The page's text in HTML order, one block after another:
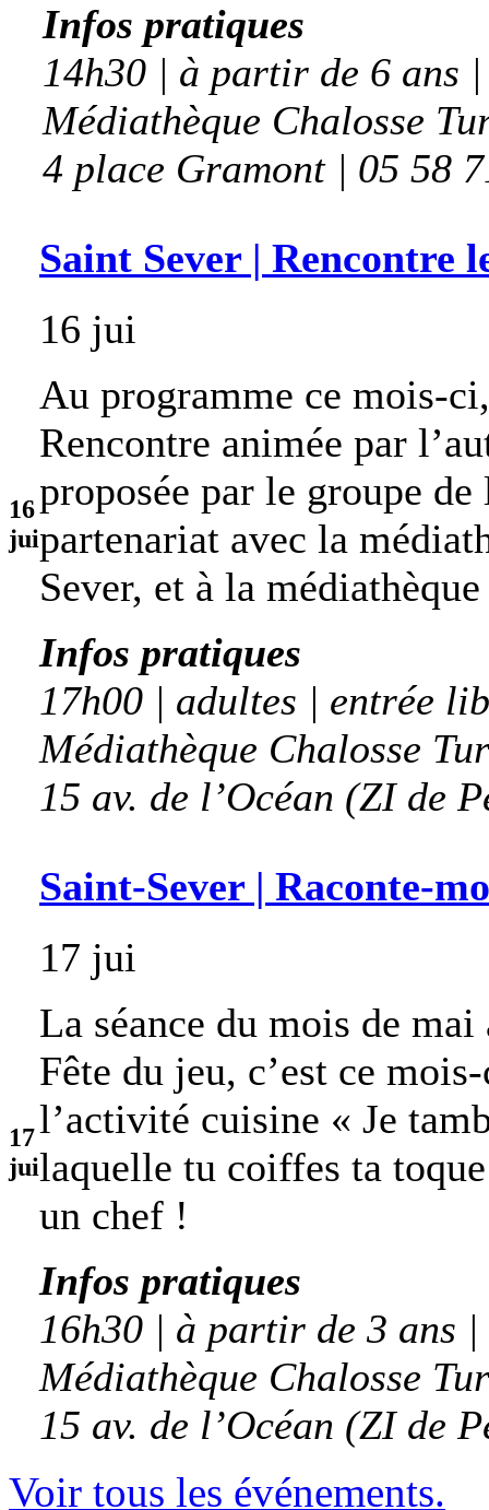
Infos pratiques
14h30 | à partir de 6 ans
Médiathèque Chalosse
4 place Gramont | 05 58
16
jui
Saint Sever | Rencontre
16 jui
Au programme ce mois-
Rencontre animée par
proposée par le groupe
partenariat avec la
Sever, et à la
Infos pratiques
17h00 | adultes | entrée
Médiathèque Chalosse
15 av. de l’Océan (ZI de
17
jui
Saint-Sever | Raconte-
17 jui
La séance du mois de
Fête du jeu, c’est ce
l’activité cuisine « Je
laquelle tu coiffes ta
un chef !
Infos pratiques
16h30 | à partir de 3 ans
Médiathèque Chalosse
15 av. de l’Océan (ZI de
Voir tous les événements.